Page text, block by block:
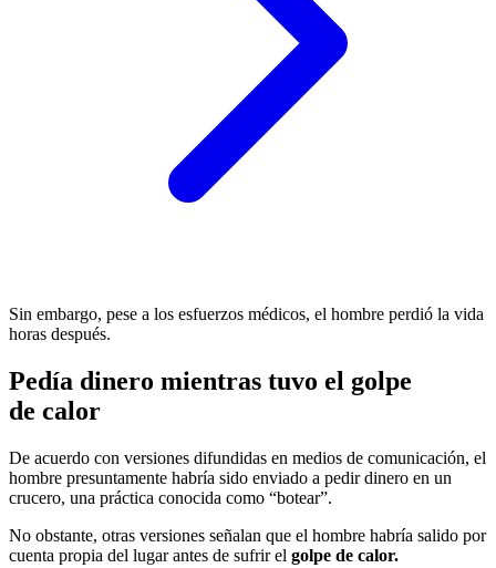
Sin embargo, pese a los esfuerzos médicos, el hombre perdió la vida
horas después.
Pedía dinero mientras tuvo el golpe
de calor
De acuerdo con versiones difundidas en medios de comunicación, el
hombre presuntamente habría sido enviado a pedir dinero en un
crucero, una práctica conocida como “botear”.
No obstante, otras versiones señalan que el hombre habría salido por
cuenta propia del lugar antes de sufrir el golpe de calor.